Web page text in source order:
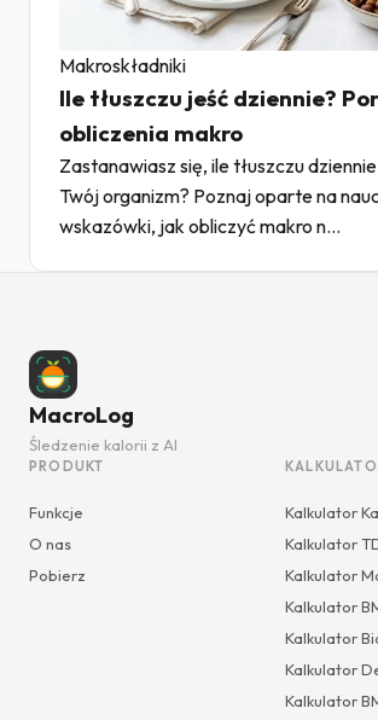
Makroskładniki
Ile tłuszczu jeść dziennie?
obliczenia makro
Zastanawiasz się, ile tłuszczu
Twój organizm? Poznaj oparte na
wskazówki, jak obliczyć makro n...
MacroLog
Śledzenie kalorii z AI
PRODUKT
Funkcje
O nas
Pobierz
Kalkulator
Kalkulator
Kalkulator
Kalkulator
Kalkulator
Kalkulator
Kalkulator